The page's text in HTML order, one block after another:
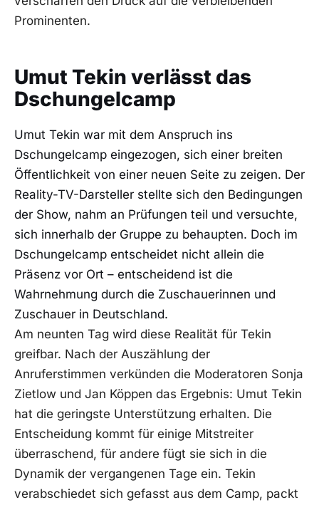
Prominenten.
Umut Tekin verlässt das
Dschungelcamp
Umut Tekin war mit dem Anspruch ins
Dschungelcamp eingezogen, sich einer breiten
Öffentlichkeit von einer neuen Seite zu zeigen. Der
Reality-TV-Darsteller stellte sich den Bedingungen
der Show, nahm an Prüfungen teil und versuchte,
sich innerhalb der Gruppe zu behaupten. Doch im
Dschungelcamp entscheidet nicht allein die
Präsenz vor Ort – entscheidend ist die
Wahrnehmung durch die Zuschauerinnen und
Zuschauer in Deutschland.
Am neunten Tag wird diese Realität für Tekin
greifbar. Nach der Auszählung der
Anruferstimmen verkünden die Moderatoren Sonja
Zietlow und Jan Köppen das Ergebnis: Umut Tekin
hat die geringste Unterstützung erhalten. Die
Entscheidung kommt für einige Mitstreiter
überraschend, für andere fügt sie sich in die
Dynamik der vergangenen Tage ein. Tekin
verabschiedet sich gefasst aus dem Camp, packt